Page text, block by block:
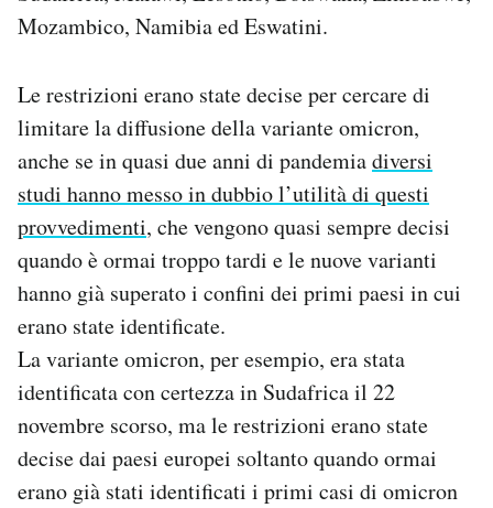
Mozambico, Namibia ed Eswatini.
Le restrizioni erano state decise per cercare di
limitare la diffusione della variante omicron,
anche se in quasi due anni di pandemiadiversi
studi hanno messo in dubbio l’utilità di questi
provvedimenti, che vengono quasi sempre decisi
quando è ormai troppo tardi e le nuove varianti
hanno già superato i confini dei primi paesi in cui
erano state identificate.
La variante omicron, per esempio, era stata
identificata con certezza in Sudafrica il 22
novembre scorso, ma le restrizioni erano state
decise dai paesi europei soltanto quando ormai
erano già stati identificati i primi casi di omicron